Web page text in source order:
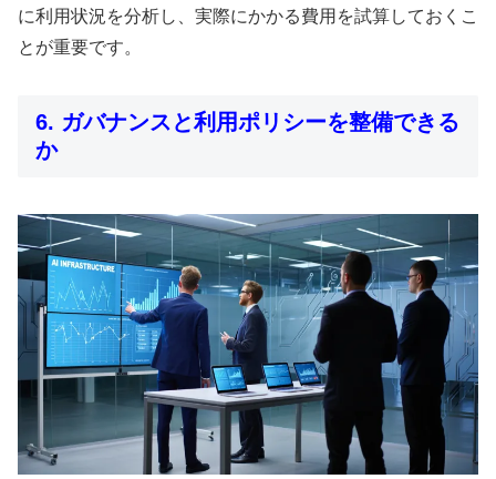
に利用状況を分析し、実際にかかる費用を試算しておくこ
とが重要です。
6. ガバナンスと利用ポリシーを整備できる
か